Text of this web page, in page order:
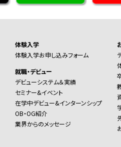
体験入学
体験入学お申し込みフォーム
就職・デビュー
デビューシステム＆実績
セミナー&イベント
在学中デビュー&インターンシップ
OB・OG紹介
業界からのメッセージ